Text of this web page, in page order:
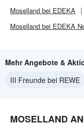
Moselland bei EDEKA
Moselland bei EDEKA
Mehr Angebote &
III Freunde bei REWE
MOSELLAND